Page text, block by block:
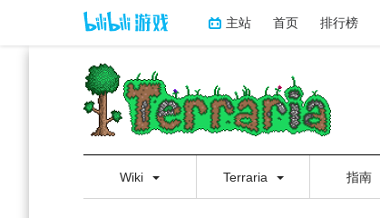
主站 首页 排行榜
Wiki Terraria 指南